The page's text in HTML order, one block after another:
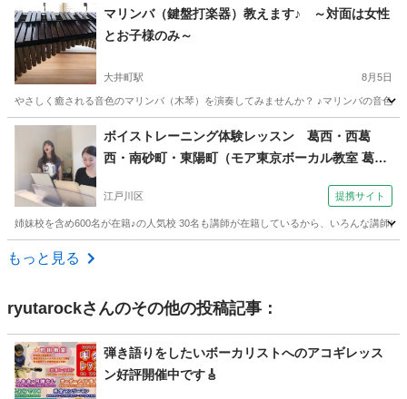
墨田区 押上〈スカイツリー前〉駅 ボーカル レッスン
マリンバ（鍵盤打楽器）教えます♪ ～対面は女性
とお子様のみ～
大井町駅 8月5日
やさしく癒される音色のマリンバ（木琴）を演奏してみませんか？ ♪マリンバの音色
東京 品川区 大井町駅 マリンバ
ボイストレーニング体験レッスン 葛西・西葛
西・南砂町・東陽町（モア東京ボーカル教室 葛西
江戸川区 提携サイト
姉妹校を含め600名が在籍♪の人気校 30名も講師が在籍しているから、いろんな講師
東京 江戸川区
もっと見る
ryutarockさんのその他の投稿記事：
弾き語りをしたいボーカリストへのアコギレッス
ン好評開催中です🎸